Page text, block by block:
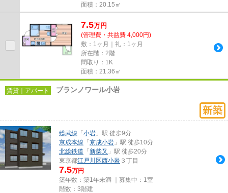
面積：20.15㎡
7.5万円
(管理費・共益費 4,000円)
敷：1ヶ月｜礼：1ヶ月
所在階：2階
間取り：1K
面積：21.36㎡
賃貸｜アパート ブランノワール小岩
総武線 「 小岩 」駅 徒歩9分
京成本線 「 京成小岩 」駅 徒歩10分
北総鉄道 「 新柴又 」駅 徒歩20分
東京都江戸川区西小岩 ３丁目
7.5万円
築年数：築1年未満 ｜募集中： 1室
階数：3階建